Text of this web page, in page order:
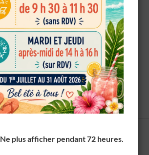
powered by WPCookiePro
Ne plus afficher pendant 72 heures.